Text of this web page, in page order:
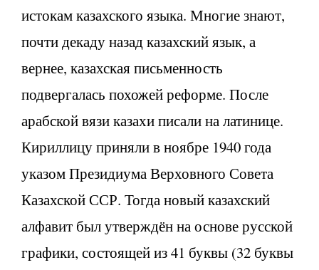
истокам казахского языка. Многие знают,
почти декаду назад казахский язык, а
вернее, казахская письменность
подвергалась похожей реформе. После
арабской вязи казахи писали на латинице.
Кириллицу приняли в ноябре 1940 года
указом Президиума Верховного Совета
Казахской ССР. Тогда новый казахский
алфавит был утверждён на основе русской
графики, состоящей из 41 буквы (32 буквы